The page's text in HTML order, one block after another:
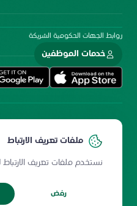
ملفات تعريف الارتباط
نستخدم ملفات تعريف
رفض
روابط الجهات الحكومية الشريكة
خدمات الموظفين
سياسة المشاركة الإلكترونية
ميثاق المستخدمين